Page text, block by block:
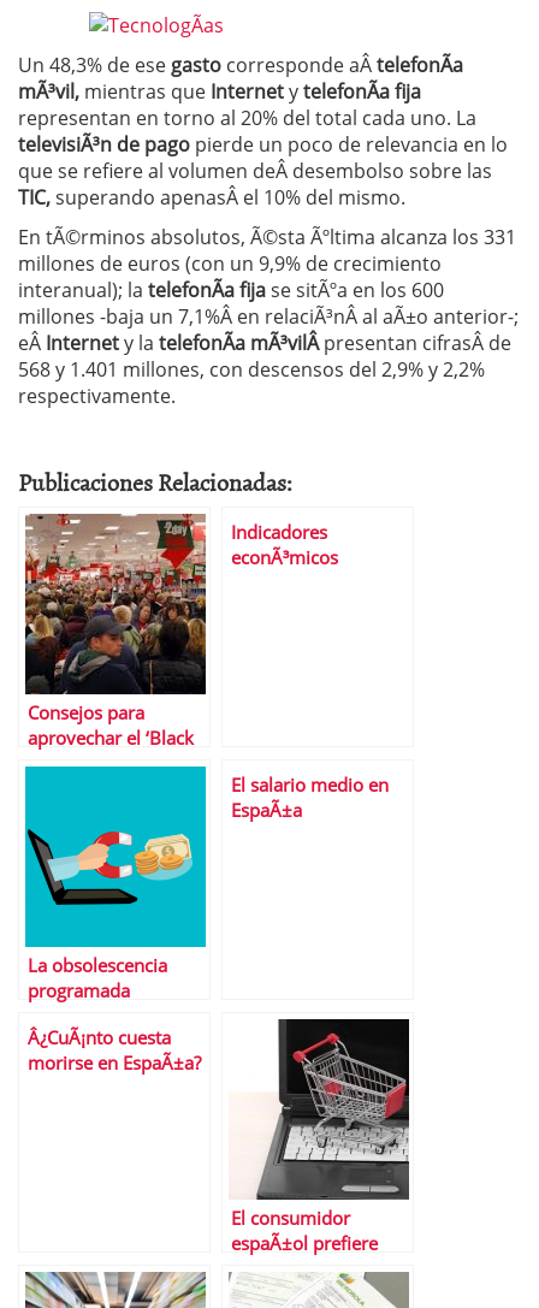
Un 48,3% de ese gasto corresponde aÂtelefonÃ­a
mÃ³vil, mientras que InternetytelefonÃ­a fija
representan en torno al 20% del total cada uno. La
televisiÃ³n de pago pierde un poco de relevancia en lo
que se refiere al volumen deÂ desembolso sobre las
TIC,superando apenasÂ el 10% del mismo.
En tÃ©rminos absolutos, Ã©sta Ãºltima alcanza los 331
millones de euros (con un 9,9% de crecimiento
interanual); la telefonÃ­a fijase sitÃºa en los 600
millones -baja un 7,1%Â en relaciÃ³nÂ al aÃ±o anterior-;
eÂ Internety la telefonÃ­a mÃ³vilÂpresentan cifrasÂ de
568 y 1.401 millones, con descensos del 2,9% y 2,2%
respectivamente.
Publicaciones Relacionadas:
Consejos para
aprovechar el ‘Black
Friday’
Indicadores
econÃ³micos
La obsolescencia
programada
El salario medio en
EspaÃ±a
Â¿CuÃ¡nto cuesta
morirse en EspaÃ±a?
El consumidor
espaÃ±ol prefiere
desplazarse para
hacer la compra